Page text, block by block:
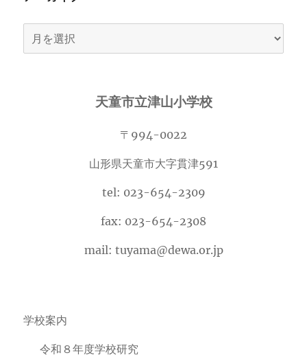
ー
天童市立津山小学校
〒994-0022
山形県天童市大字貫津591
tel: 023-654-2309
fax: 023-654-2308
mail: tuyama@dewa.or.jp
学校案内
令和８年度学校研究